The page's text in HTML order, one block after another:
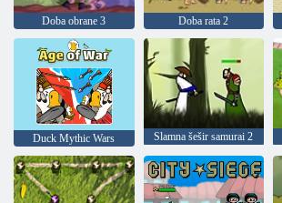
Doba obrane 3 Doba rata 2
Duck Mythic Wars Slamna šešir samurai 2